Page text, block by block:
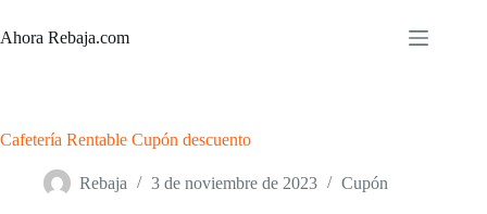
al
contenido
Ahora Rebaja.com
Cafetería Rentable Cupón descuento
Rebaja 3 de noviembre de 2023 Cupón